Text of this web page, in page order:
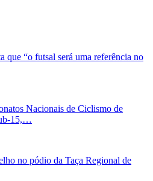
que “o futsal será uma referência no
Nacionais de Ciclismo de
15,…
no pódio da Taça Regional de